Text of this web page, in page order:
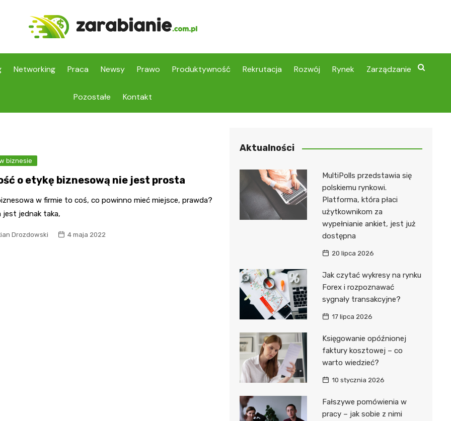
Networking Praca Newsy Prawo Produktywność Rekrutacja Rozwój Rynek Zarządzanie
Pozostałe Kontakt
biznesie
o etykę biznesową nie jest prosta
w firmie to coś, co powinno mieć miejsce, prawda?
jest jednak taka,
Drozdowski 4 maja 2022
Aktualności
MultiPolls przedstawia się
polskiemu rynkowi.
Platforma, która płaci
użytkownikom za
wypełnianie ankiet, jest już
dostępna
20 lipca 2026
Jak czytać wykresy na rynku
Forex i rozpoznawać
sygnały transakcyjne?
17 lipca 2026
Księgowanie opóźnionej
faktury kosztowej – co
warto wiedzieć?
10 stycznia 2026
Fałszywe pomówienia w
pracy – jak sobie z nimi